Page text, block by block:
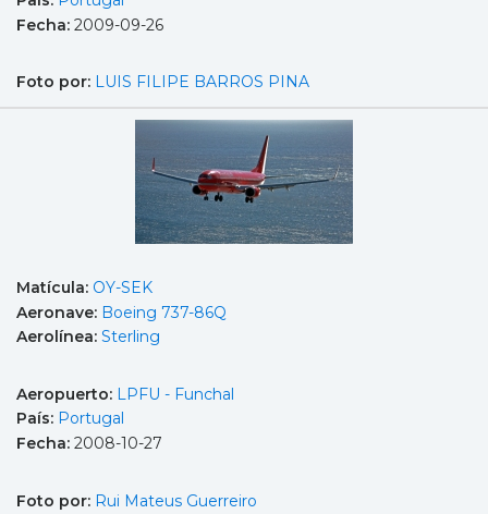
Fecha: 2009-09-26
Foto por: LUIS FILIPE BARROS PINA
Matícula: OY-SEK
Aeronave: Boeing 737-86Q
Aerolínea: Sterling
Aeropuerto: LPFU - Funchal
País: Portugal
Fecha: 2008-10-27
Foto por: Rui Mateus Guerreiro